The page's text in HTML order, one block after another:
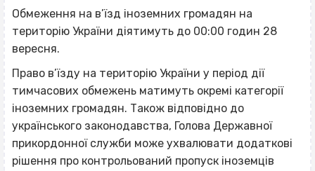
Обмеження на в’їзд іноземних громадян на
територію України діятимуть до 00:00 годин 28
вересня.
Право в’їзду на територію України у період дії
тимчасових обмежень матимуть окремі категорії
іноземних громадян. Також відповідно до
українського законодавства, Голова Державної
прикордонної служби може ухвалювати додаткові
рішення про контрольований пропуск іноземців